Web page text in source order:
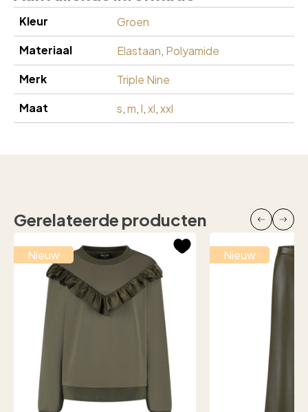
Kleur
Groen
Materiaal
Elastaan, Polyamide
Merk
Triple Nine
Maat
s,m,l,xl,xxl
Gerelateerde producten
Nieuw Nieuw